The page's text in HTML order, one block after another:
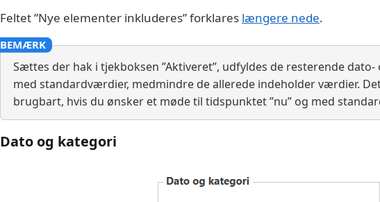
Feltet ”Nye elementer inkluderes” forklares længere nede.
Sættes der hak i tjekboksen ”Aktiveret”, udfyldes de resterende
med standardværdier, medmindre de allerede indeholder værdier.
brugbart, hvis du ønsker et møde til tidspunktet ”nu” og med
Dato og kategori